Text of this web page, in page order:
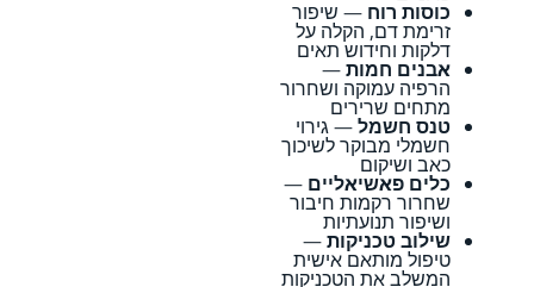
כוסות רוח — שיפור
זרימת דם, הקלה על
דלקות וחידוש תאים
אבנים חמות—
הרפיה עמוקה ושחרור
מתחים שרירים
טנס חשמל— גירוי
חשמלי מבוקר לשיכוך
כאב ושיקום
כלים פאשיאליים —
שחרור רקמות חיבור
ושיפור תנועתיות
שילוב טכניקות—
טיפול מותאם אישית
המשלב את הטכניקות